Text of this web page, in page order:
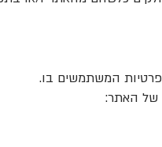
המשתמשים בו.
של האתר: